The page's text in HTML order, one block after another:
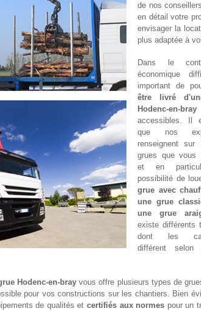
de nos
en détail votre
envisager la
plus adaptée à
Dans le
économique
important de
être livré
Hodenc-en-bray
accessibles. Il
que nos
renseignent
grues que vous
et en
possibilité de
grue avec
une grue
une grue
existe différents
dont les
différent
Hodenc-en-bray vous offre plusieurs types de
pour vos constructions sur les chantiers. Bien
de qualités et certifiés aux normes pour un